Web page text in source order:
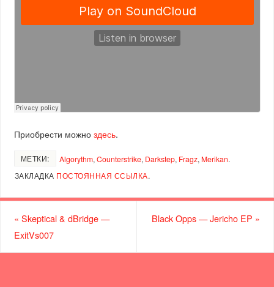
Приобрести можноздесь.
МЕТКИ: Algorythm, Counterstrike, Darkstep, Fragz, Merikan.
ЗАКЛАДКА ПОСТОЯННАЯ ССЫЛКА.
« Skeptical & dBridge —
ExitVs007
Black Opps — Jericho EP »